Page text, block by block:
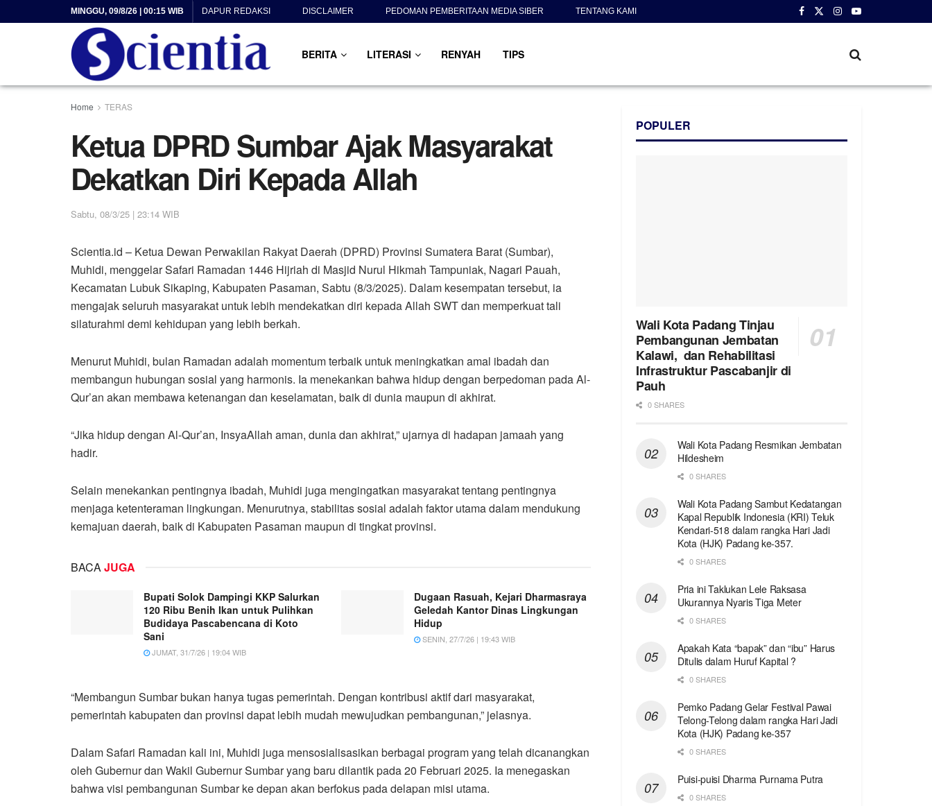
MINGGU, 09/8/26 | 00:15 WIB DAPUR REDAKSI DISCLAIMER PEDOMAN PEMBERITAAN MEDIA SIBER TENTANG KAMI
BERITA LITERASI RENYAH TIPS
Home TERAS
Ketua DPRD Sumbar Ajak Masyarakat
Dekatkan Diri Kepada Allah
Sabtu, 08/3/25 | 23:14 WIB
Scientia.id – Ketua Dewan Perwakilan Rakyat Daerah (DPRD) Provinsi Sumatera Barat (Sumbar),
Muhidi, menggelar Safari Ramadan 1446 Hijriah di Masjid Nurul Hikmah Tampuniak, Nagari Pauah,
Kecamatan Lubuk Sikaping, Kabupaten Pasaman, Sabtu (8/3/2025). Dalam kesempatan tersebut, ia
mengajak seluruh masyarakat untuk lebih mendekatkan diri kepada Allah SWT dan memperkuat tali
silaturahmi demi kehidupan yang lebih berkah.
Menurut Muhidi, bulan Ramadan adalah momentum terbaik untuk meningkatkan amal ibadah dan
membangun hubungan sosial yang harmonis. Ia menekankan bahwa hidup dengan berpedoman pada Al-
Qur’an akan membawa ketenangan dan keselamatan, baik di dunia maupun di akhirat.
“Jika hidup dengan Al-Qur’an, InsyaAllah aman, dunia dan akhirat,” ujarnya di hadapan jamaah yang
hadir.
Selain menekankan pentingnya ibadah, Muhidi juga mengingatkan masyarakat tentang pentingnya
menjaga ketenteraman lingkungan. Menurutnya, stabilitas sosial adalah faktor utama dalam mendukung
kemajuan daerah, baik di Kabupaten Pasaman maupun di tingkat provinsi.
BACAJUGA
Bupati Solok Dampingi KKP Salurkan
120 Ribu Benih Ikan untuk Pulihkan
Budidaya Pascabencana di Koto
Sani
JUMAT, 31/7/26 | 19:04 WIB
Dugaan Rasuah, Kejari Dharmasraya
Geledah Kantor Dinas Lingkungan
Hidup
SENIN, 27/7/26 | 19:43 WIB
“Membangun Sumbar bukan hanya tugas pemerintah. Dengan kontribusi aktif dari masyarakat,
pemerintah kabupaten dan provinsi dapat lebih mudah mewujudkan pembangunan,” jelasnya.
Dalam Safari Ramadan kali ini, Muhidi juga mensosialisasikan berbagai program yang telah dicanangkan
oleh Gubernur dan Wakil Gubernur Sumbar yang baru dilantik pada 20 Februari 2025. Ia menegaskan
bahwa visi pembangunan Sumbar ke depan akan berfokus pada delapan misi utama.
POPULER
Wali Kota Padang Tinjau
Pembangunan Jembatan
Kalawi, dan Rehabilitasi
Infrastruktur Pascabanjir di
Pauh
0 SHARES
Wali Kota Padang Resmikan Jembatan
Hildesheim
0 SHARES
Wali Kota Padang Sambut Kedatangan
Kapal Republik Indonesia (KRI) Teluk
Kendari-518 dalam rangka Hari Jadi
Kota (HJK) Padang ke-357.
0 SHARES
Pria ini Taklukan Lele Raksasa
Ukurannya Nyaris Tiga Meter
0 SHARES
Apakah Kata “bapak” dan “ibu” Harus
Ditulis dalam Huruf Kapital ?
0 SHARES
Pemko Padang Gelar Festival Pawai
Telong-Telong dalam rangka Hari Jadi
Kota (HJK) Padang ke-357
0 SHARES
Puisi-puisi Dharma Purnama Putra
0 SHARES